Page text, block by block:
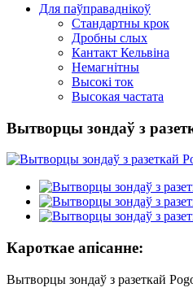
Для паўправаднікоў
Стандартны крок
Дробны слых
Кантакт Кельвіна
Немагнітны
Высокі ток
Высокая частата
Вытворцы зондаў з
Кароткае апісанне:
Вытворцы зондаў з разеткай